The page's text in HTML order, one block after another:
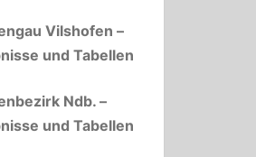
Vilshofen –
und Tabellen
Ndb. –
und Tabellen